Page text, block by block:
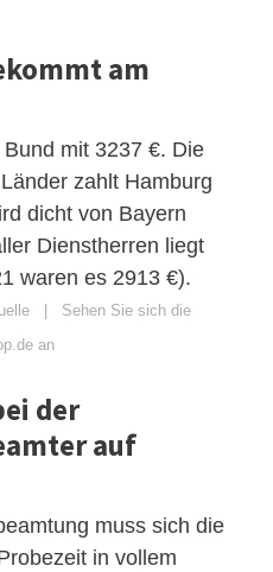
am
mit 3237 €. Die
zahlt Hamburg
dicht von Bayern
Dienstherren liegt
waren es 2913 €).
| Sehen Sie sich die
an
der
auf
muss sich die
in vollem